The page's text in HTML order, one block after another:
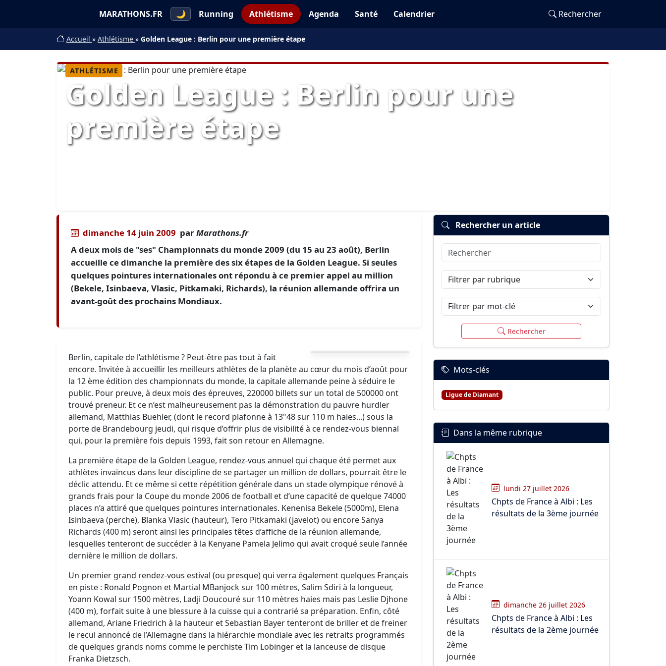
MARATHONS.FR 🌙 Running Athlétisme Agenda Santé Calendrier Rechercher
Accueil » Athlétisme » Golden League : Berlin pour une première étape
ATHLÉTISME
Golden League : Berlin pour une
première étape
dimanche 14 juin 2009 parMarathons.fr
A deux mois de "ses" Championnats du monde 2009 (du 15 au 23 août), Berlin
accueille ce dimanche la première des six étapes de la Golden League. Si seules
quelques pointures internationales ont répondu à ce premier appel au million
(Bekele, Isinbaeva, Vlasic, Pitkamaki, Richards), la réunion allemande offrira un
avant-goût des prochains Mondiaux.
Berlin, capitale de l’athlétisme ? Peut-être pas tout à fait
encore. Invitée à accueillir les meilleurs athlètes de la planète au cœur du mois d’août pour
la 12 ème édition des championnats du monde, la capitale allemande peine à séduire le
public. Pour preuve, à deux mois des épreuves, 220000 billets sur un total de 500000 ont
trouvé preneur. Et ce n’est malheureusement pas la démonstration du pauvre hurdler
allemand, Matthias Buehler, (dont le record plafonne à 13"48 sur 110 m haies...) sous la
porte de Brandebourg jeudi, qui risque d’offrir plus de visibilité à ce rendez-vous biennal
qui, pour la première fois depuis 1993, fait son retour en Allemagne.
La première étape de la Golden League, rendez-vous annuel qui chaque été permet aux
athlètes invaincus dans leur discipline de se partager un million de dollars, pourrait être le
déclic attendu. Et ce même si cette répétition générale dans un stade olympique rénové à
grands frais pour la Coupe du monde 2006 de football et d’une capacité de quelque 74000
places n’a attiré que quelques pointures internationales. Kenenisa Bekele (5000m), Elena
Isinbaeva (perche), Blanka Vlasic (hauteur), Tero Pitkamaki (javelot) ou encore Sanya
Richards (400 m) seront ainsi les principales têtes d’affiche de la réunion allemande,
lesquelles tenteront de succéder à la Kenyane Pamela Jelimo qui avait croqué seule l’année
dernière le million de dollars.
Un premier grand rendez-vous estival (ou presque) qui verra également quelques Français
en piste : Ronald Pognon et Martial MBanjock sur 100 mètres, Salim Sdiri à la longueur,
Yoann Kowal sur 1500 mètres, Ladji Doucouré sur 110 mètres haies mais pas Leslie Djhone
(400 m), forfait suite à une blessure à la cuisse qui a contrarié sa préparation. Enfin, côté
allemand, Ariane Friedrich à la hauteur et Sebastian Bayer tenteront de briller et de freiner
le recul annoncé de l’Allemagne dans la hiérarchie mondiale avec les retraits programmés
de quelques grands noms comme le perchiste Tim Lobinger et la lanceuse de disque
Franka Dietzsch.
Rechercher un article
Rechercher
Filtrer par rubrique
Filtrer par mot-clé
Rechercher
Mots-clés
Ligue de Diamant
Dans la même rubrique
lundi 27 juillet 2026
Chpts de France à Albi : Les
résultats de la 3ème journée
dimanche 26 juillet 2026
Chpts de France à Albi : Les
résultats de la 2ème journée